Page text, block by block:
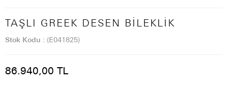
TAŞLI GREEK DESEN BILEKLIK
Stok Kodu (E041825)
86.940,00 TL